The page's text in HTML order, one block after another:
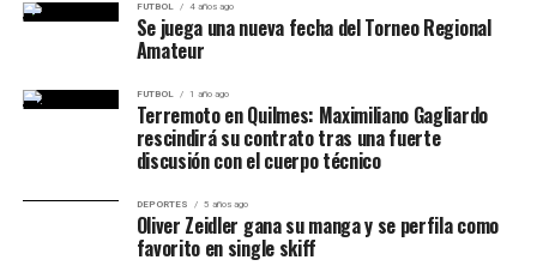
FUTBOL 4 años ago
Se juega una nueva fecha del Torneo Regional
Amateur
FUTBOL 1 año ago
Terremoto en Quilmes: Maximiliano Gagliardo
rescindirá su contrato tras una fuerte
discusión con el cuerpo técnico
DEPORTES 5 años ago
Oliver Zeidler gana su manga y se perfila como
favorito en single skiff